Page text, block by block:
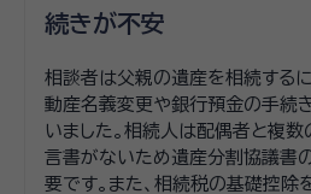
続きが不安
相談者は父親の遺産を相続する
動産名義変更や銀行預金の手続
いました。相続人は配偶者と複数
言書がないため遺産分割協議書
要です。また、相続税の基礎控除